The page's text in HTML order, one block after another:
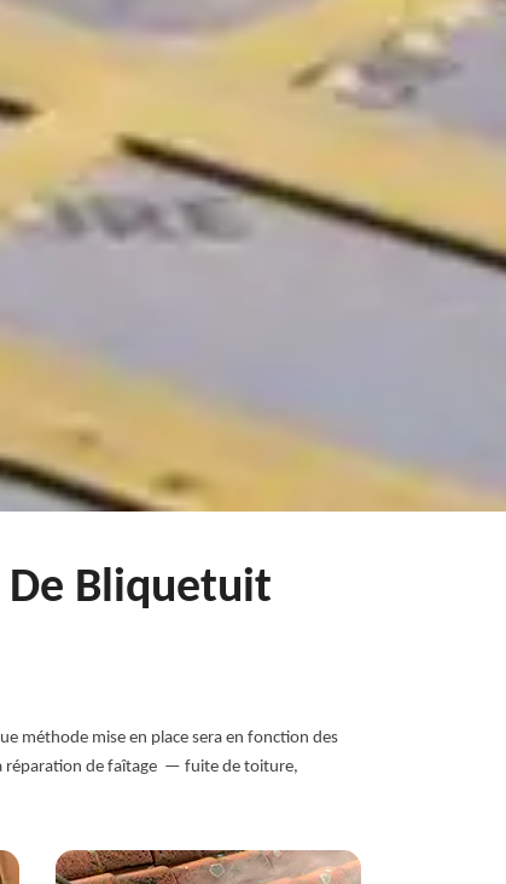
Bliquetuit
méthode mise en place sera en fonction des
réparation de faîtage — fuite de toiture,